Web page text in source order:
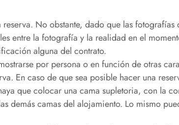
No obstante, dado que las
entre la fotografía y la realidad en el
alguna del contrato.
por persona o en función de otras
En caso de que sea posible hacer una
que colocar una cama supletoria, con la
camas del alojamiento. Lo mismo